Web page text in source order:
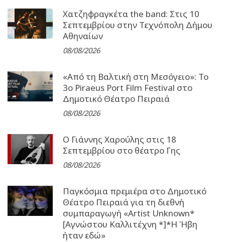
Χατζηφραγκέτα the band: Στις 10
Σεπτεμβρίου στην Τεχνόπολη Δήμου
Αθηναίων
08/08/2026
«Από τη Βαλτική στη Μεσόγειο»: Το
3o Piraeus Port Film Festival στο
Δημοτικό Θέατρο Πειραιά
08/08/2026
Ο Γιάννης Χαρούλης στις 18
Σεπτεμβρίου στο θέατρο Γης
08/08/2026
Παγκόσμια πρεμιέρα στο Δημοτικό
Θέατρο Πειραιά για τη διεθνή
συμπαραγωγή «Artist Unknown*
[Αγνώστου Καλλιτέχνη *]*Η Ήβη
ήταν εδώ»